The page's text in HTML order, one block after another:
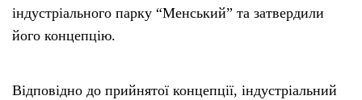
індустріального парку “Менський” та затвердили
його концепцію.
Відповідно до прийнятої концепції, індустріальний